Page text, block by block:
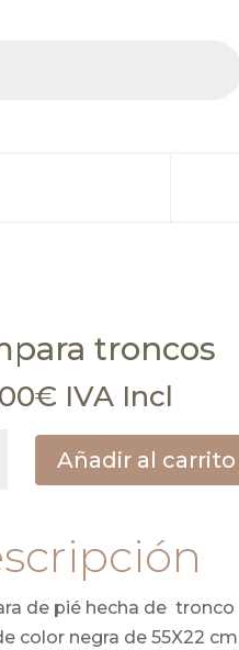
troncos
€ IVA Incl
Añadir al carrito
de pié hecha de
color negra de 55X22